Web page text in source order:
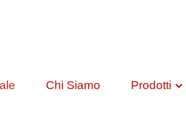
Chi Siamo Prodotti